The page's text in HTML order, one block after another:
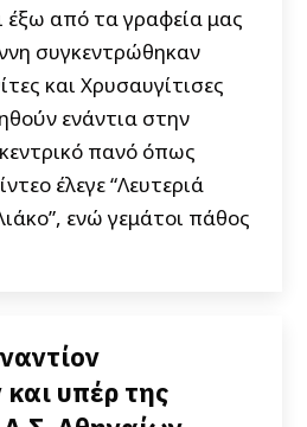
έξω από τα γραφεία μας
συγκεντρώθηκαν
και Χρυσαυγίτισες
ενάντια στην
πανό όπως
έλεγε “Λευτεριά
ενώ γεμάτοι πάθος
και υπέρ της